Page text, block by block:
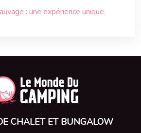
: une expérience unique
CHALET ET BUNGALOW